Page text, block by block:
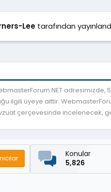
Lee tarafından
adresimizde,
ilgili üyeye aittir.
çerçevesinde incelenecek,
Konular
5,826